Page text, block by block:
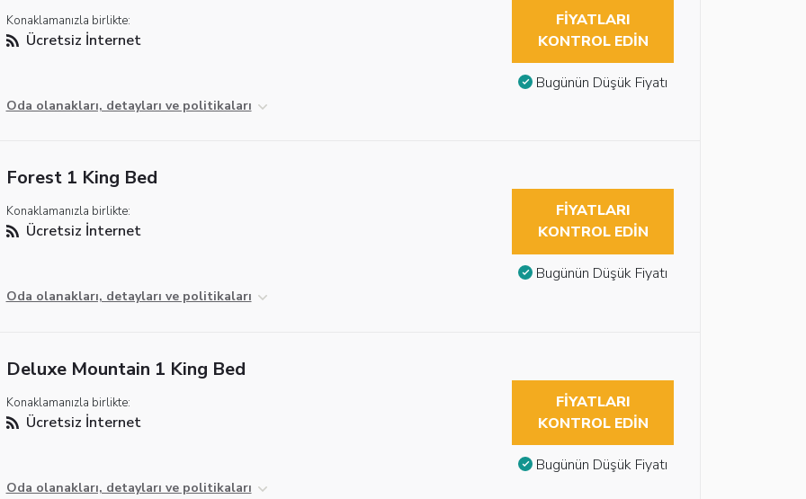
Konaklamanızla birlikte:
Ücretsiz İnternet
Oda olanakları, detayları ve politikaları
FIYATLARI
KONTROL EDIN
Bugünün Düşük Fiyatı
Forest 1 King Bed
Konaklamanızla birlikte:
Ücretsiz İnternet
Oda olanakları, detayları ve politikaları
FIYATLARI
KONTROL EDIN
Bugünün Düşük Fiyatı
Deluxe Mountain 1 King Bed
Konaklamanızla birlikte:
Ücretsiz İnternet
Oda olanakları, detayları ve politikaları
FIYATLARI
KONTROL EDIN
Bugünün Düşük Fiyatı